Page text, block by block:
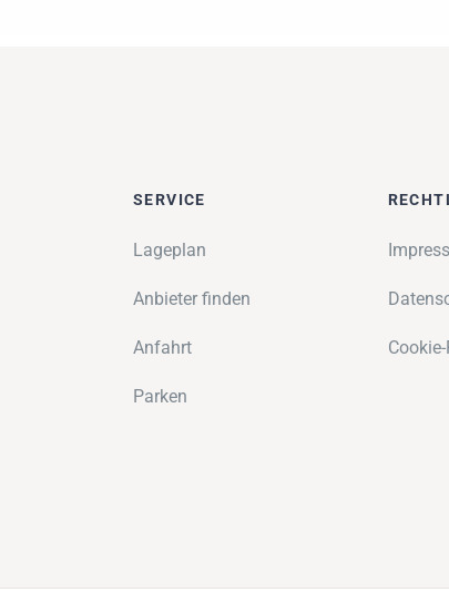
SERVICE
Lageplan
Anbieter finden
Anfahrt
Parken